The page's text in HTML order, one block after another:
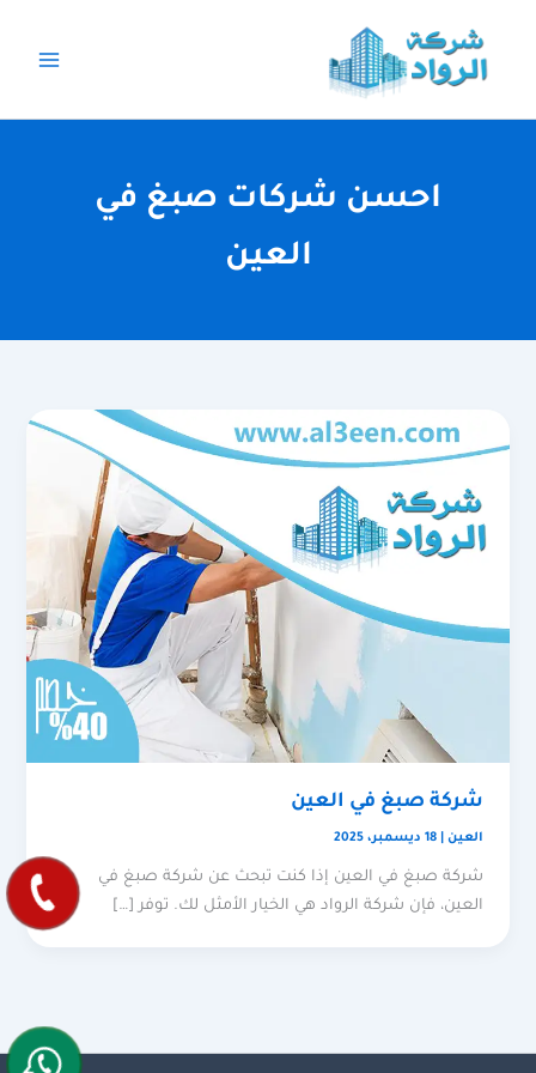
المحتوى
احسن شركات صبغ في
العين
شركة صبغ في العين
العين |18 ديسمبر، 2025
شركة صبغ في العين إذا كنت تبحث عن شركة صبغ في
العين، فإن شركة الرواد هي الخيار الأمثل لك. توفر […]